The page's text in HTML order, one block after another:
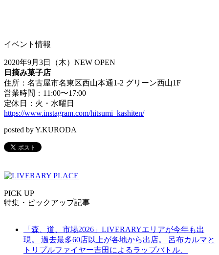
イベント情報
2020年9月3日（木）NEW OPEN
日摘み菓子店
住所：名古屋市名東区西山本通1-2 グリーン西山1F
営業時間：11:00〜17:00
定休日：火・水曜日
https://www.instagram.com/hitsumi_kashiten/
posted by Y.KURODA
PICK UP
特集・ピックアップ記事
「森、道、市場2026」LIVERARYエリアが今年も出
現。 過去最多60店以上が各地から出店。 呂布カルマと
トリプルファイヤー吉田によるラップバトル、